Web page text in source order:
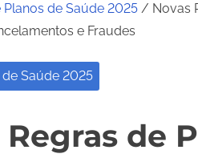
Planos de Saúde 2025 / Novas
e Fraudes
Saúde 2025
Regras de